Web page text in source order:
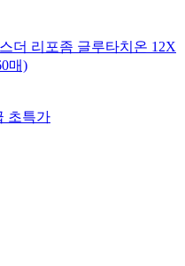
더 리포좀 글루타치온 12X
매)
초특가